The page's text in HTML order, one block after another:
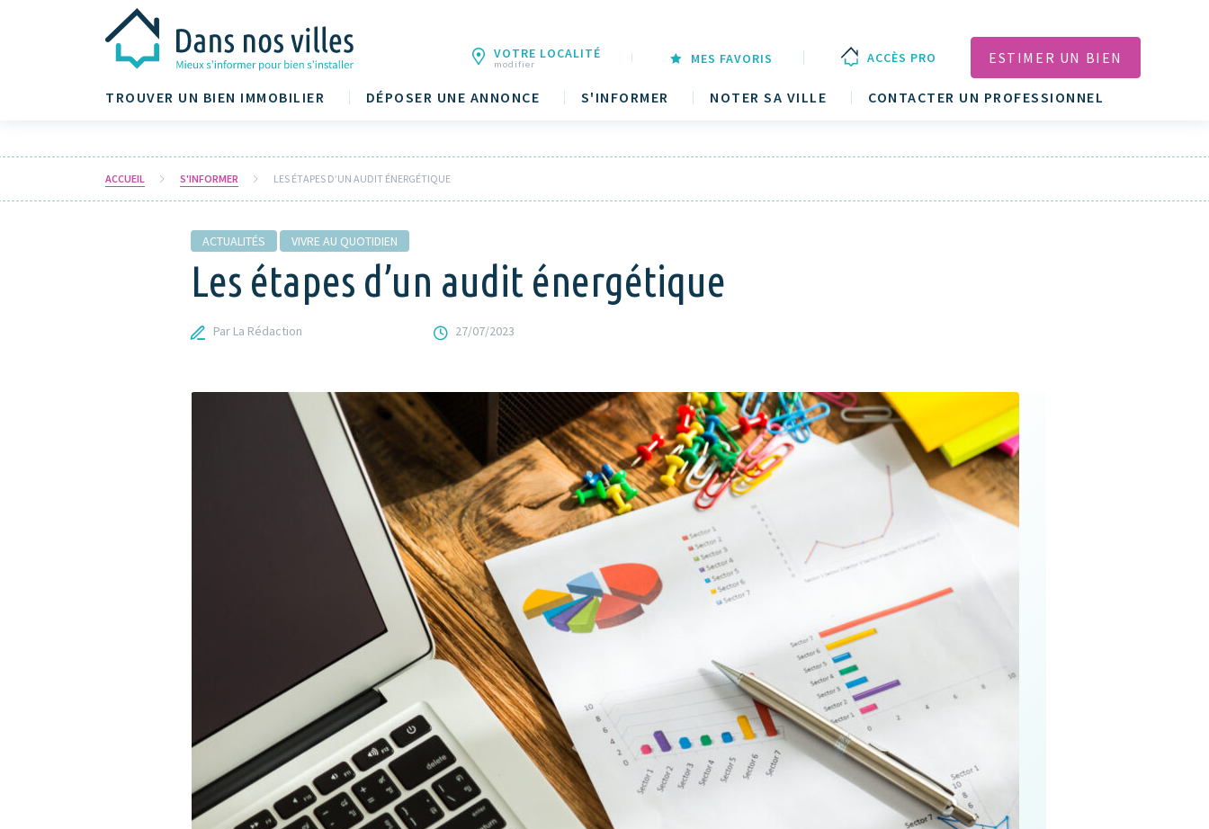
TROUVER UN BIEN IMMOBILIER DÉPOSER UNE ANNONCE S'INFORMER NOTER SA VILLE CONTACTER UN PROFESSIONNEL
VOTRE LOCALITÉ
modifier MES FAVORIS ACCÈS PRO ESTIMER UN BIEN
ACCUEIL S'INFORMER LES ÉTAPES D’UN AUDIT ÉNERGÉTIQUE
ACTUALITÉS VIVRE AU QUOTIDIEN
Les étapes d’un audit énergétique
Par La Rédaction 27/07/2023